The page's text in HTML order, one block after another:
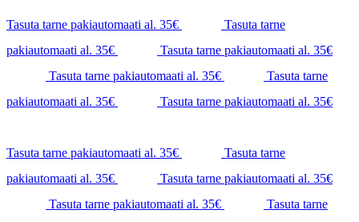
Tasuta tarne pakiautomaati al. 35€
Tasuta tarne
pakiautomaati al. 35€
Tasuta tarne pakiautomaati al. 35€
Tasuta tarne pakiautomaati al. 35€
Tasuta tarne
pakiautomaati al. 35€
Tasuta tarne pakiautomaati al. 35€
Tasuta tarne pakiautomaati al. 35€
Tasuta tarne
pakiautomaati al. 35€
Tasuta tarne pakiautomaati al. 35€
Tasuta tarne pakiautomaati al. 35€
Tasuta tarne